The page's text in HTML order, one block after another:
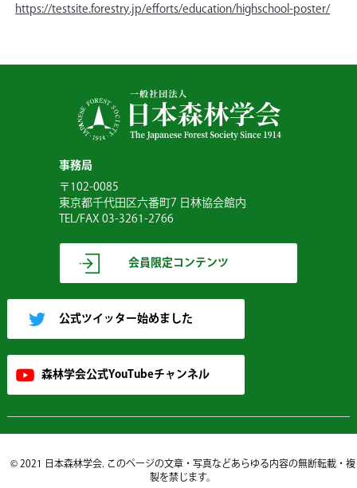
https://testsite.forestry.jp/efforts/education/highschool-poster/
事務局
〒102-0085
東京都千代田区六番町7 日林協会館内
TEL/FAX 03-3261-2766
会員限定コンテンツ
公式ツイッター始めました
森林学会公式YouTubeチャンネル
© 2021 日本森林学会. このページの文章・写真などあらゆる内容の無断転載・複
製を禁じます。